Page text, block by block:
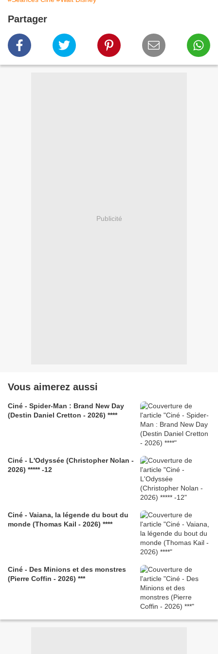
Partager
Publicité
Vous aimerez aussi
Ciné - Spider-Man : Brand New Day
(Destin Daniel Cretton - 2026) ****
Ciné - L'Odyssée (Christopher Nolan -
2026) ***** -12
Ciné - Vaiana, la légende du bout du
monde (Thomas Kail - 2026) ****
Ciné - Des Minions et des monstres
(Pierre Coffin - 2026) ***